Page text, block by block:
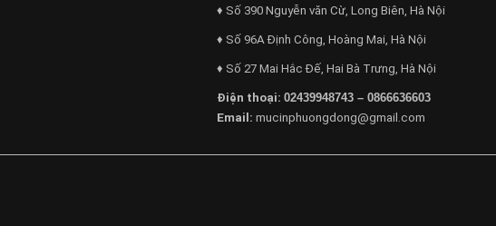
♦ Số 390 Nguyễn văn Cừ, Long Biên, Hà Nội
♦ Số 96A Định Công, Hoàng Mai, Hà Nội
♦ Số 27 Mai Hắc Đế, Hai Bà Trưng, Hà Nội
Điện thoại: 02439948743 – 0866636603
Email: mucinphuongdong@gmail.com